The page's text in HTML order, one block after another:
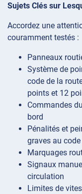
Sujets Clés sur
Accordez une
couramment testés :
Panneaux
Système de
code de la
points et 12
Commandes
bord
Pénalités et
graves au
Marquages
Signaux
circulation
Limites de